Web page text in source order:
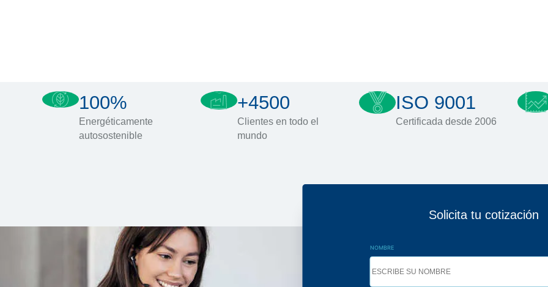
100%
Energéticamente
autosostenible
+4500
Clientes en todo el
mundo
ISO 9001
Certificada desde 2006
Solicita tu cotización
NOMBRE